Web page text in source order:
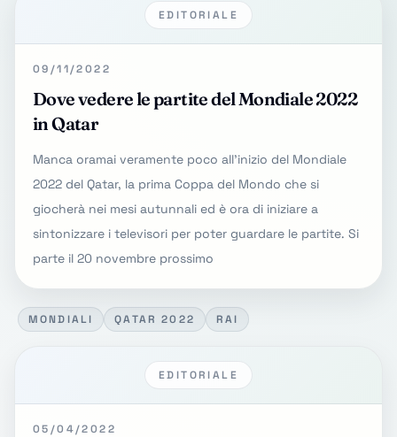
EDITORIALE
09/11/2022
Dove vedere le partite del Mondiale 2022
in Qatar
Manca oramai veramente poco all'inizio del Mondiale
2022 del Qatar, la prima Coppa del Mondo che si
giocherà nei mesi autunnali ed è ora di iniziare a
sintonizzare i televisori per poter guardare le partite. Si
parte il 20 novembre prossimo
MONDIALI QATAR 2022 RAI
EDITORIALE
05/04/2022